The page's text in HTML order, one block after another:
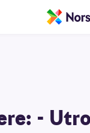
-